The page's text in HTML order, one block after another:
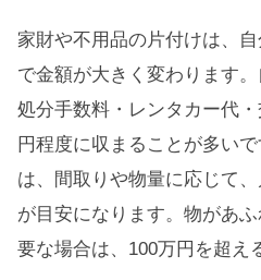
家財や不用品の片付けは、
で金額が大きく変わります
処分手数料・レンタカー代
円程度に収まることが多い
は、間取りや物量に応じて
が目安になります。物があ
要な場合は、100万円を超え